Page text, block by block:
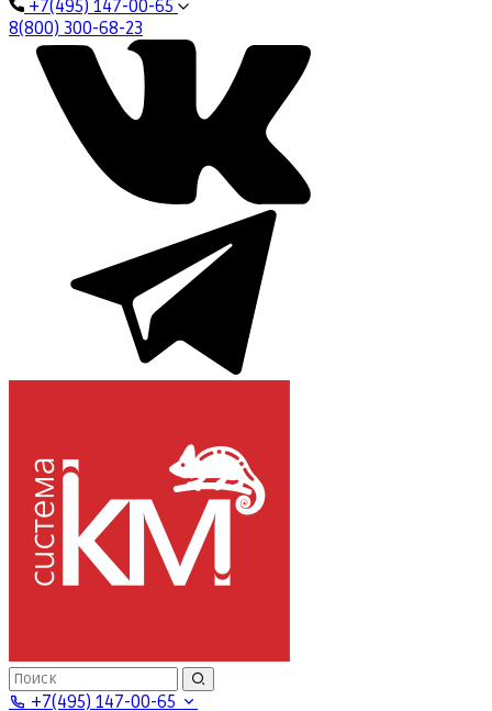
+7(495) 147-00-65
8(800) 300-68-23
+7(495) 147-00-65